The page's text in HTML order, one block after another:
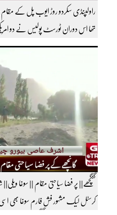
راولپنڈی سکردو روڑ ایوب پل کے
تھا اس دوران ٹورسٹ پولیس نے دو
پہنچایا تھا امریکی سیاحوں کی گلگت
خیال کرتے ہوئے مزید اچھی اچھی
گنگچھے|| پر فضا سیاحتی مقام || سوغا
کرسٹل لیک مشہور فش فارم سوغا